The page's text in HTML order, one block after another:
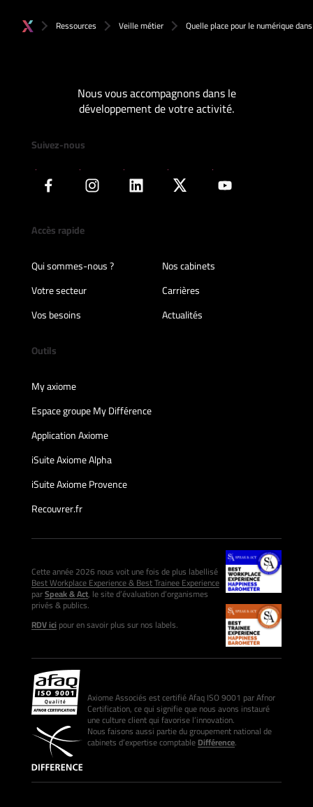
Ressources Veille métier Quelle place pour le numérique
Nous vous accompagnons dans le
développement de votre activité.
Suivez-nous
Accès rapide
Qui sommes-nous ?
Nos cabinets
Votre secteur
Carrières
Vos besoins
Actualités
Outils
My axiome
Espace groupe My Différence
Application Axiome
iSuite Axiome Alpha
iSuite Axiome Provence
Recouvrer.fr
Cette année 2026 nous voit une fois de plus labellisé
Best Workplace Experience & Best Trainee Experience
parSpeak & Act, le site d’évaluation d’organismes
privés & publics.
RDV icipour en savoir plus sur nos labels.
Axiome Associés est certifié Afaq ISO 9001 par Afnor
Certification, ce qui signifie que nous avons instauré
une culture client qui favorise l’innovation.
Nous faisons aussi partie du groupement national de
cabinets d’expertise comptableDifférence.